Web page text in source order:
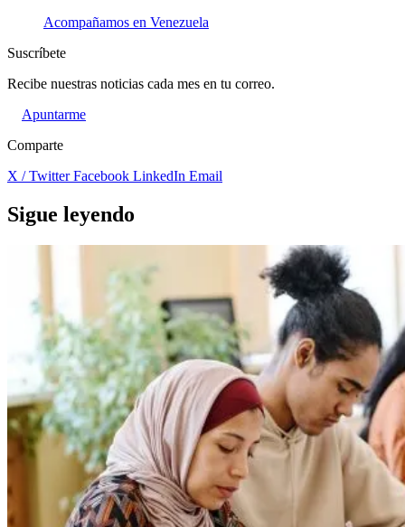
Acompañamos en Venezuela
Suscríbete
Recibe nuestras noticias cada mes en tu correo.
Apuntarme
Comparte
X / TwitterFacebook LinkedIn Email
Sigue leyendo